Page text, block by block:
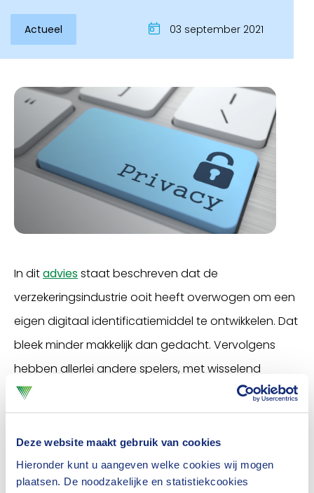
Deze website maakt gebruik van cookies
Hieronder kunt u aangeven welke cookies wij mogen
plaatsen. De noodzakelijke en statistiekcookies
Actueel 03 september 2021
In ditadviesstaat beschreven dat de
verzekeringsindustrie ooit heeft overwogen om een
eigen digitaal identificatiemiddel te ontwikkelen. Dat
bleek minder makkelijk dan gedacht. Vervolgens
hebben allerlei andere spelers, met wisselend
succes, geprobeerd digitale ID-middelen te
ontwikkelen. Denk aan banken, notarissen, private
partijen, de overheid en buitenlandse partijen.
Sommigen zijn best bruikbaar, maar kennen
allemaal nadelen.